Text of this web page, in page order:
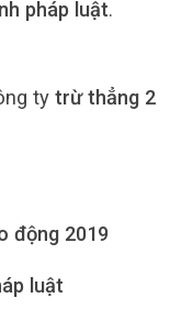
pháp luật.
ty trừ thẳng 2
động 2019
luật